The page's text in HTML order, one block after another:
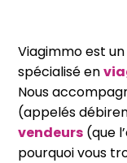
Viagimmo est
spécialisé en
Nous
(appelés
vendeurs (que
pourquoi vous